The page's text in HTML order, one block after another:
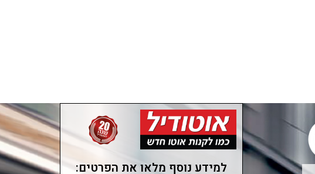
למידע נוסף מלאו את הפרטים: